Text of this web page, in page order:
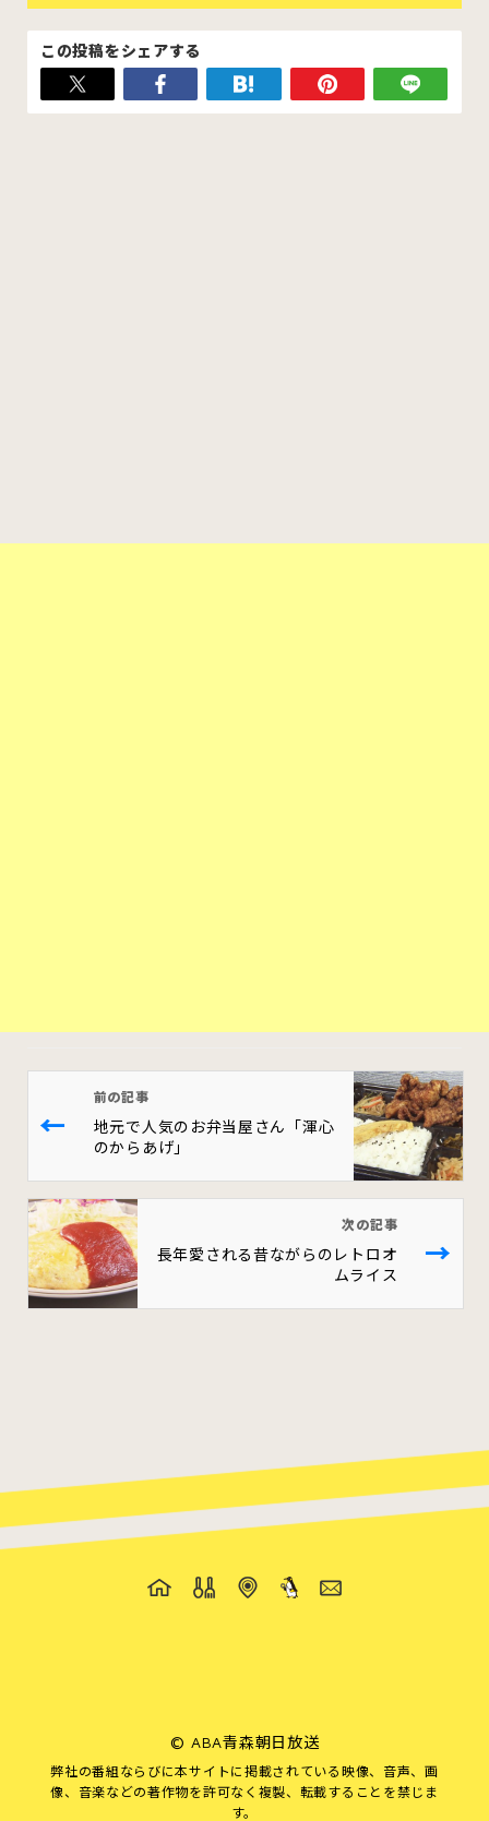
この投稿をシェアする
←
前の記事
地元で人気のお弁当屋さん「渾心
のからあげ」
次の記事
長年愛される昔ながらのレトロオ
ムライス
→
©ABA青森朝日放送
弊社の番組ならびに本サイトに掲載されている映像、音声、画
像、音楽などの著作物を許可なく複製、転載することを禁じま
す。